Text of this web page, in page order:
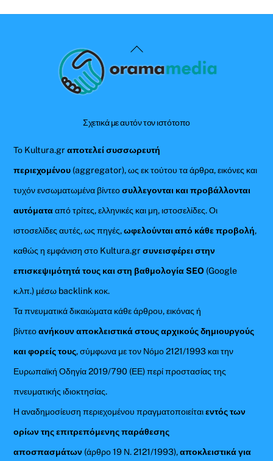
Back
To
Σχετικά με αυτόν τον ιστότοπο
Το Kultura.grαποτελεί συσσωρευτή
περιεχομένου (aggregator), ως εκ τούτου τα άρθρα, εικόνες και
τυχόν ενσωματωμένα βίντεοσυλλεγονται και προβάλλονται
αυτόματααπό τρίτες, ελληνικές και μη, ιστοσελίδες. Οι
ιστοσελίδες αυτές, ως πηγές,ωφελούνται από κάθε προβολή,
καθώς η εμφάνιση στο Kultura.gr συνεισφέρει στην
επισκεψιμότητά τους και στη βαθμολογία SEO (Google
κ.λπ.) μέσω backlink κοκ.
Τα πνευματικά δικαιώματα κάθε άρθρου, εικόνας ή
βίντεοανήκουν αποκλειστικά στους αρχικούς δημιουργούς
και φορείς τους, σύμφωνα με τον Νόμο 2121/1993 και την
Ευρωπαϊκή Οδηγία 2019/790 (ΕΕ) περί προστασίας της
πνευματικής ιδιοκτησίας.
Η αναδημοσίευση περιεχομένου πραγματοποιείταιεντός των
ορίων της επιτρεπόμενης παράθεσης
αποσπασμάτων (άρθρο 19 Ν. 2121/1993),αποκλειστικά για